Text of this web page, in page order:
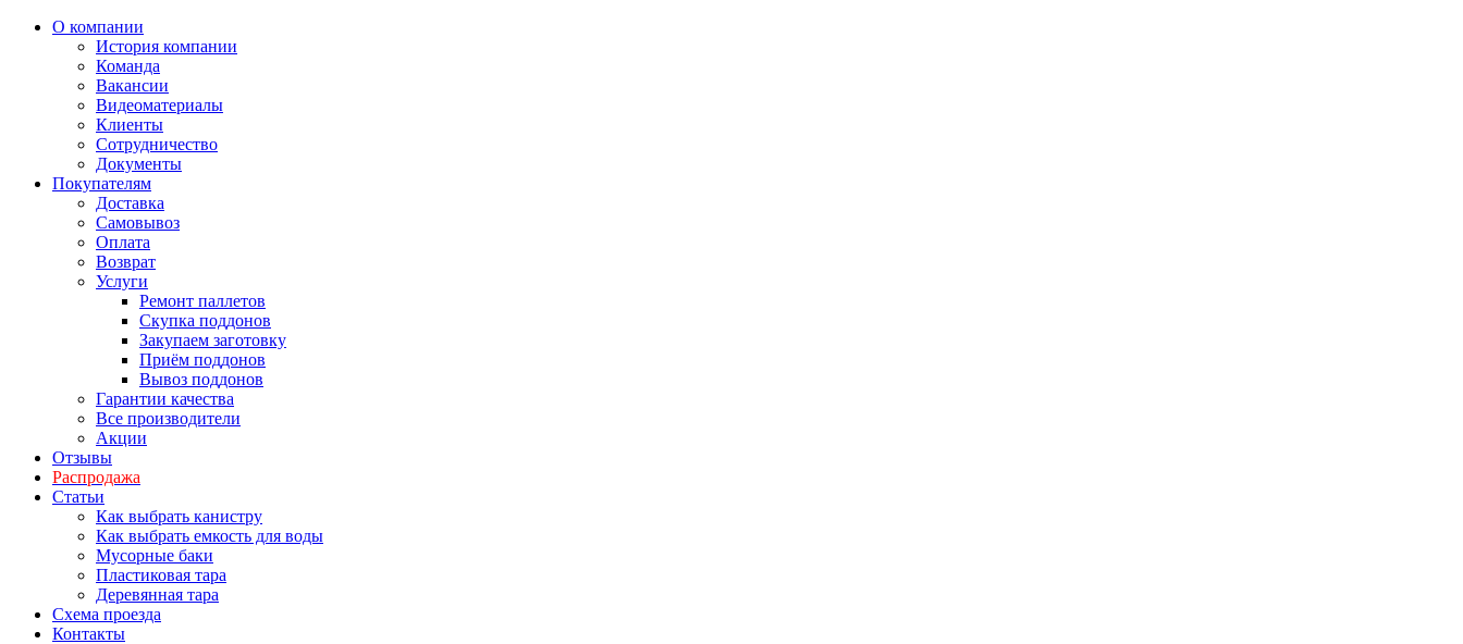
О компании
История компании
Команда
Вакансии
Видеоматериалы
Клиенты
Сотрудничество
Документы
Покупателям
Доставка
Самовывоз
Оплата
Возврат
Услуги
Ремонт паллетов
Скупка поддонов
Закупаем заготовку
Приём поддонов
Вывоз поддонов
Гарантии качества
Все производители
Акции
Отзывы
Распродажа
Статьи
Как выбрать канистру
Как выбрать емкость для воды
Мусорные баки
Пластиковая тара
Деревянная тара
Схема проезда
Контакты